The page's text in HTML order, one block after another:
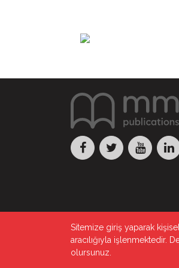
© 2020 MM Publications
Sitemize giriş yaparak
aracılığıyla işlenmektedir.
olursunuz.